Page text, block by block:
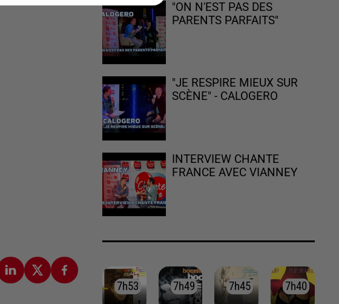
"ON N'EST PAS DES
PARENTS PARFAITS"
"JE RESPIRE MIEUX SUR
SCÈNE" - CALOGERO
INTERVIEW CHANTE
FRANCE AVEC VIANNEY
7h53
7h53 7h49
7h49 7h45
7h45 7h40
7h40